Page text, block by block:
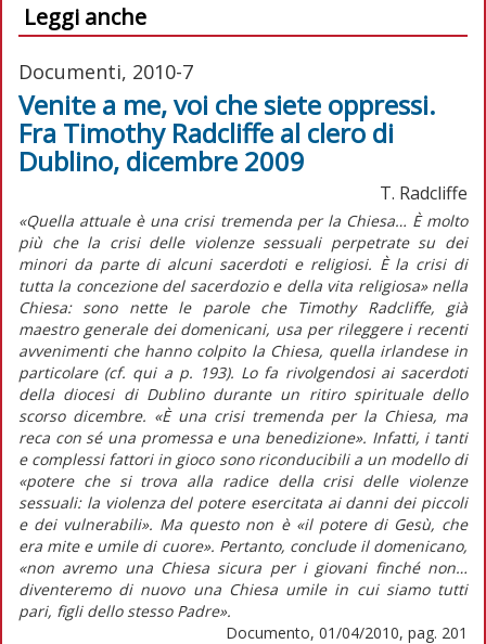
Leggi anche
Documenti, 2010-7
Venite a me, voi che siete oppressi.
Fra Timothy Radcliffe al clero di
Dublino, dicembre 2009
T. Radcliffe
«Quella attuale è una crisi tremenda per la Chiesa… È molto
più che la crisi delle violenze sessuali perpetrate su dei
minori da parte di alcuni sacerdoti e religiosi. È la crisi di
tutta la concezione del sacerdozio e della vita religiosa» nella
Chiesa: sono nette le parole che Timothy Radcliffe, già
maestro generale dei domenicani, usa per rileggere i recenti
avvenimenti che hanno colpito la Chiesa, quella irlandese in
particolare (cf. qui a p. 193). Lo fa rivolgendosi ai sacerdoti
della diocesi di Dublino durante un ritiro spirituale dello
scorso dicembre. «È una crisi tremenda per la Chiesa, ma
reca con sé una promessa e una benedizione». Infatti, i tanti
e complessi fattori in gioco sono riconducibili a un modello di
«potere che si trova alla radice della crisi delle violenze
sessuali: la violenza del potere esercitata ai danni dei piccoli
e dei vulnerabili». Ma questo non è «il potere di Gesù, che
era mite e umile di cuore». Pertanto, conclude il domenicano,
«non avremo una Chiesa sicura per i giovani finché non…
diventeremo di nuovo una Chiesa umile in cui siamo tutti
pari, figli dello stesso Padre».
Documento, 01/04/2010, pag. 201